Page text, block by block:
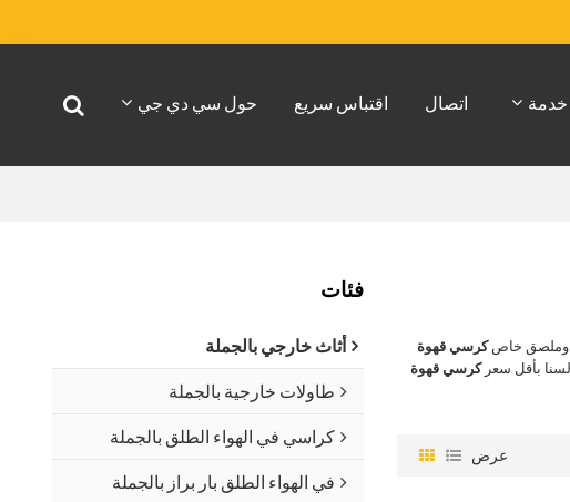
خدمة اتصال اقتباس سريع حول سي دي جي
فئات
أثاث خارجي بالجملة
طاولات خارجية بالجملة
كراسي في الهواء الطلق بالجملة
في الهواء الطلق بار براز بالجملة
، وملصق خاصكرسي قهوة
بأقل سعركرسي قهوة
عرض